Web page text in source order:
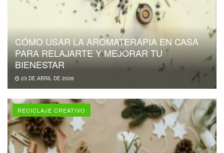
CÓMO USAR LA AROMATERAPIA EN CASA
PARA RELAJARTE Y MEJORAR TU
BIENESTAR
23 DE ABRIL DE 2026
RECICLAJE CREATIVO